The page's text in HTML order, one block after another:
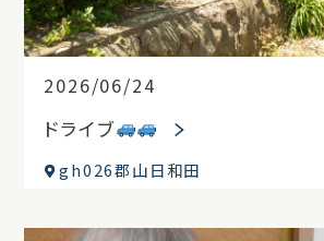
2026/06/24
ドライブ
gh026郡山日和田